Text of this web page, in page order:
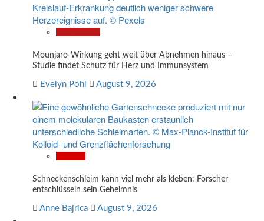
Mounjaro-Wirkung geht weit über Abnehmen hinaus –
Studie findet Schutz für Herz und Immunsystem
Evelyn Pohl August 9, 2026
Schneckenschleim kann viel mehr als kleben: Forscher
entschlüsseln sein Geheimnis
Anne Bajrica August 9, 2026